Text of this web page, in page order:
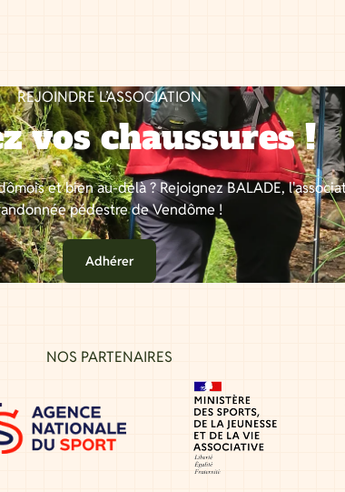
REJOINDRE L’ASSOCIATION
vos chaussures !
et bien au-delà ? Rejoignez BALADE,
pédestre de Vendôme !
Adhérer
NOS PARTENAIRES